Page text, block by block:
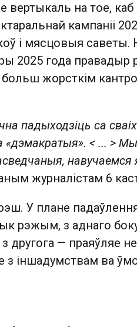
вертыкаль на тое,
кампаніі
і мясцовыя
2025 года
жорсткім
падыходзіць са
«дэмакратыя». < ... > Мы
навучаемся
журналістам 6
У плане
рэжым, з аднаго
з другога — праяўляе
з іншадумствам ва